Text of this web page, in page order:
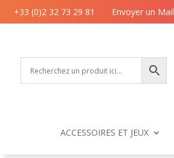
+33 (0)2 32 73 29 81 Envoyer un Mail
ACCESSOIRES ET JEUX